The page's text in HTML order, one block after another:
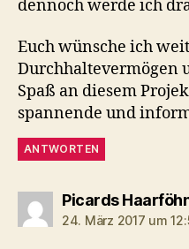
dennoch werde ich
Euch wünsche ich
Durchhaltevermögen
Spaß an diesem
spannende und
ANTWORTEN
Picards
24. März 2017 um